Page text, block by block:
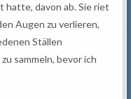
hatte, davon ab. Sie riet
Augen zu verlieren,
Ställen
sammeln, bevor ich